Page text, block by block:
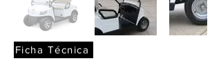
Ficha Técnica